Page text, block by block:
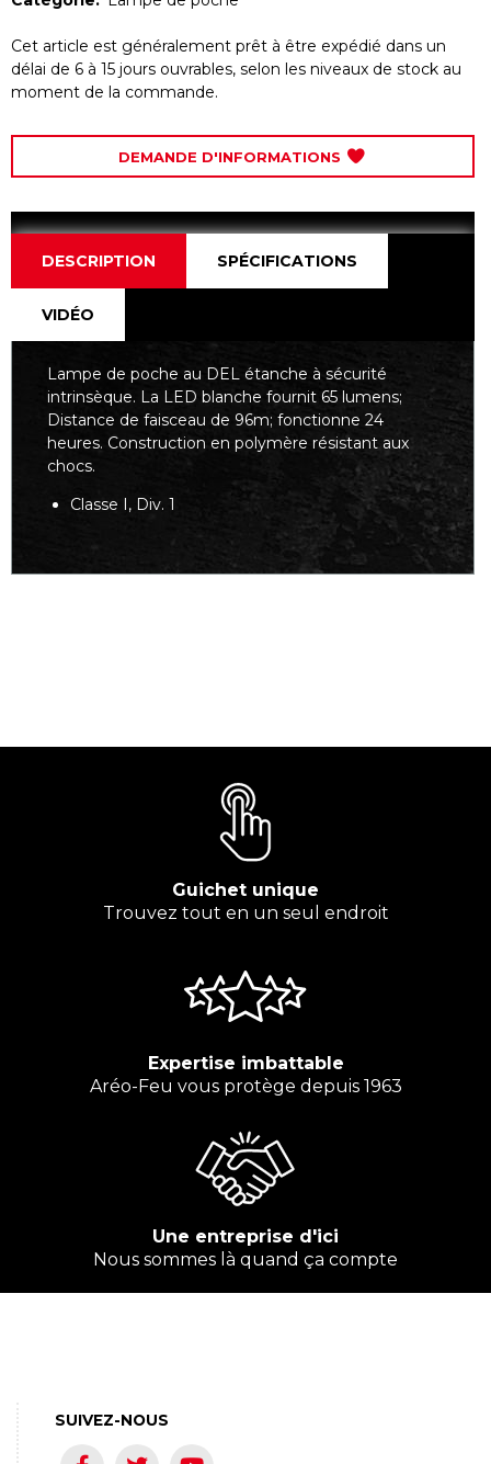
Cet article est généralement prêt à être expédié dans un
délai de 6 à 15 jours ouvrables, selon les niveaux de stock au
moment de la commande.
DEMANDE D'INFORMATIONS
DESCRIPTION SPÉCIFICATIONS
VIDÉO
Lampe de poche au DEL étanche à sécurité
intrinsèque. La LED blanche fournit 65 lumens;
Distance de faisceau de 96m; fonctionne 24
heures. Construction en polymère résistant aux
chocs.
Classe I, Div. 1
Guichet unique
Trouvez tout en un seul endroit
Expertise imbattable
Aréo-Feu vous protège depuis 1963
Une entreprise d'ici
Nous sommes là quand ça compte
SUIVEZ-NOUS